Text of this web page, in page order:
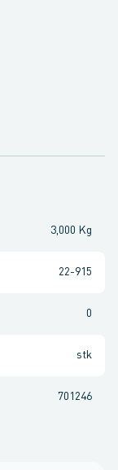
3,000 Kg
22-915
0
stk
701246